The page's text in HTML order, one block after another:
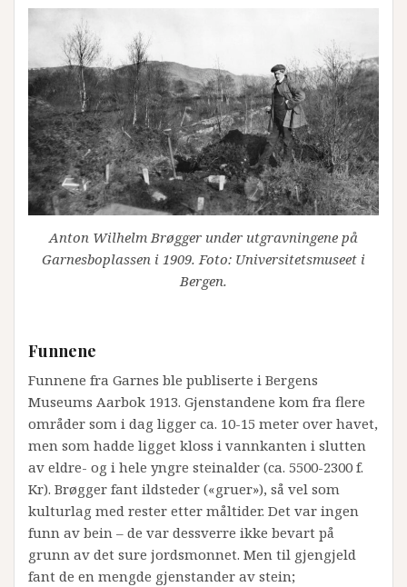
Anton Wilhelm Brøgger under utgravningene på
Garnesboplassen i 1909. Foto: Universitetsmuseet i
Bergen.
Funnene
Funnene fra Garnes ble publiserte i Bergens
Museums Aarbok 1913. Gjenstandene kom fra flere
områder som i dag ligger ca. 10-15 meter over havet,
men som hadde ligget kloss i vannkanten i slutten
av eldre- og i hele yngre steinalder (ca. 5500-2300 f.
Kr). Brøgger fant ildsteder («gruer»), så vel som
kulturlag med rester etter måltider. Det var ingen
funn av bein – de var dessverre ikke bevart på
grunn av det sure jordsmonnet. Men til gjengjeld
fant de en mengde gjenstander av stein;